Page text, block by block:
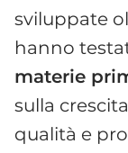
sviluppate
hanno
materie
sulla
qualità e